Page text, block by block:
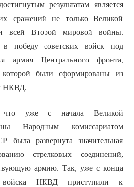
результатам является
сражений не только Великой
всей Второй мировой войны.
в победу советских войск под
армия Центрального фронта,
были сформированы из
НКВД.
что уже с начала Великой
Народным комиссариатом
была развернута значительная
стрелковых соединений,
армию. Так, уже с конца
НКВД приступили к